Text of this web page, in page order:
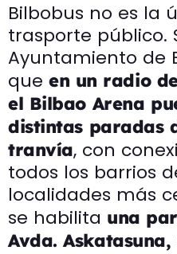
Bilbobus no es la
trasporte público.
Ayuntamiento de
que en un radio
el Bilbao Arena
distintas paradas
tranvía, con
todos los barrios
localidades más
se habilita una
Avda. Askatasuna,